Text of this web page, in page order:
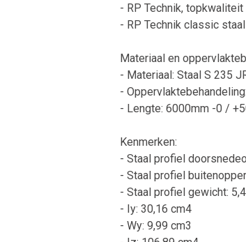
- RP Technik,
- RP Technik classic
Materiaal en
- Materiaal: Staal S 235
-
- Lengte: 6000mm -0 /
Kenmerken:
- Staal profiel
- Staal profiel
- Staal profiel gewicht:
- Iy: 30,16 cm4
- Wy: 9,99 cm3